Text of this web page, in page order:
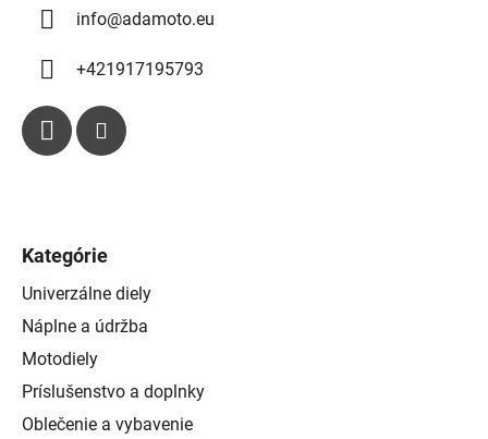
info@adamoto.eu
+421917195793
Kategórie
Univerzálne diely
Náplne a údržba
Motodiely
Príslušenstvo a doplnky
Oblečenie a vybavenie